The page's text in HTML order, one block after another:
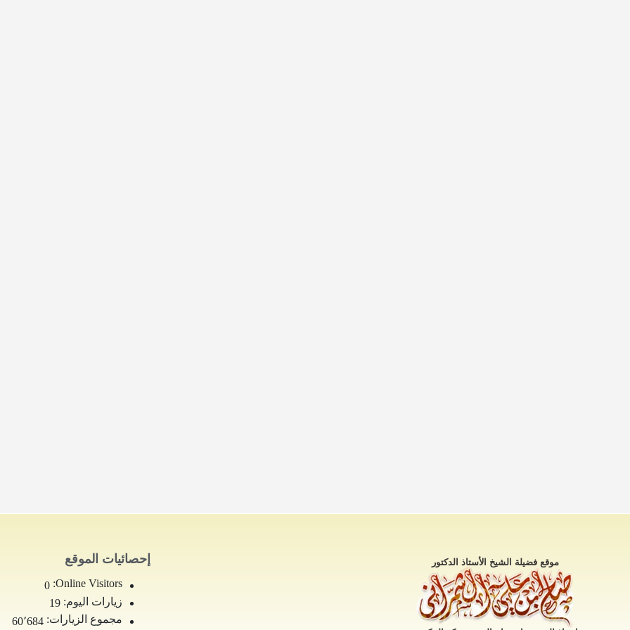
موقع فضيلة الشيخ الأستاذ الدكتور إحصائيات الموقع
Online Visitors:
0
زيارات اليوم: 19
مجموع الزيارات: 60٬684